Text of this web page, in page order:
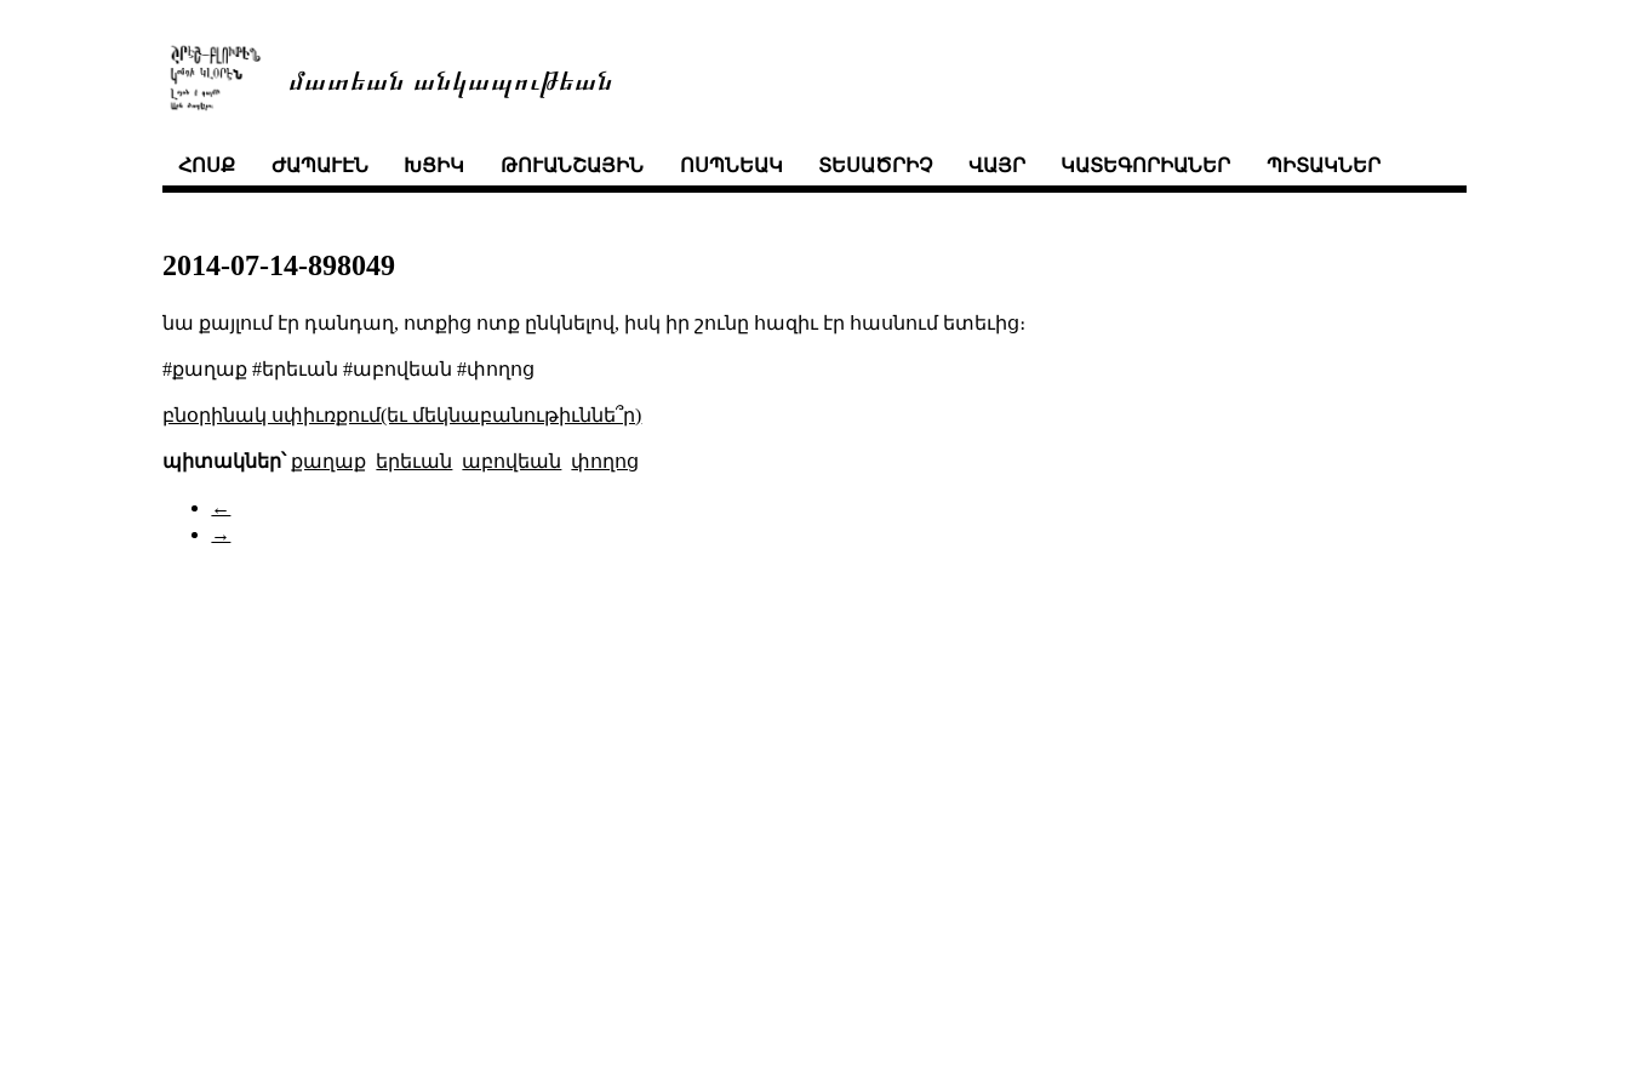
մատեան անկապութեան
ՀՈՍՔ ԺԱՊԱՒԷՆ ԽՑԻԿ ԹՈՒԱՆՇԱՅԻՆ ՈՍՊՆԵԱԿ ՏԵՍԱԾՐԻՉ ՎԱՅՐ ԿԱՏԵԳՈՐԻԱՆԵՐ ՊԻՏԱԿՆԵՐ
2014-07-14-898049
նա քայլում էր դանդաղ, ոտքից ոտք ընկնելով, իսկ իր շունը հազիւ էր հասնում ետեւից։
#քաղաք #երեւան #աբովեան #փողոց
բնօրինակ սփիւռքում(եւ մեկնաբանութիւննե՞ր)
պիտակներ՝ քաղաք երեւան աբովեան փողոց
←
→